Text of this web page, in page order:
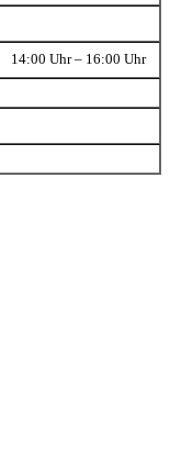
14:00 Uhr – 16:00 Uhr